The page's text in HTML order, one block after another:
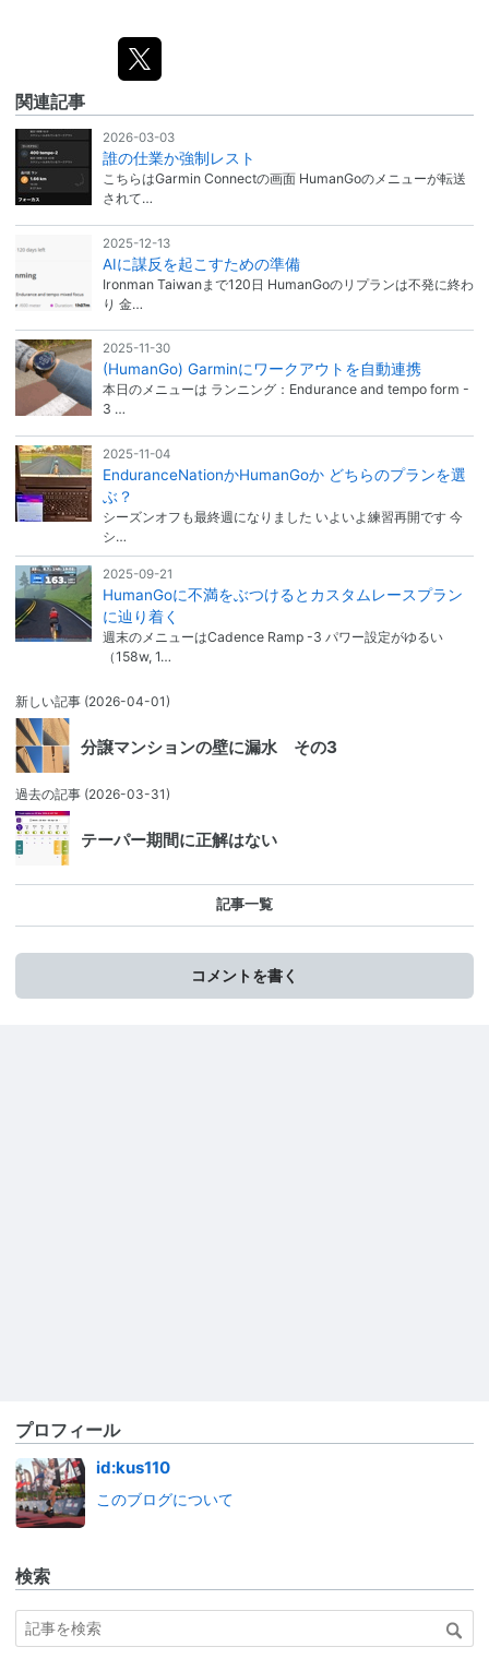
関連記事
2026-03-03
誰の仕業か強制レスト
こちらはGarmin Connectの画面 HumanGoのメニューが転送
されて…
2025-12-13
AIに謀反を起こすための準備
Ironman Taiwanまで120日 HumanGoのリプランは不発に終わ
り 金…
2025-11-30
(HumanGo) Garminにワークアウトを自動連携
本日のメニューは ランニング：Endurance and tempo form -
3 …
2025-11-04
EnduranceNationかHumanGoか どちらのプランを選
ぶ？
シーズンオフも最終週になりました いよいよ練習再開です 今
シ…
2025-09-21
HumanGoに不満をぶつけるとカスタムレースプラン
に辿り着く
週末のメニューはCadence Ramp -3 パワー設定がゆるい
（158w, 1…
新しい記事 (2026-04-01)
分譲マンションの壁に漏水 その3
過去の記事 (2026-03-31)
テーパー期間に正解はない
記事一覧
コメントを書く
プロフィール
id:kus110
このブログについて
検索